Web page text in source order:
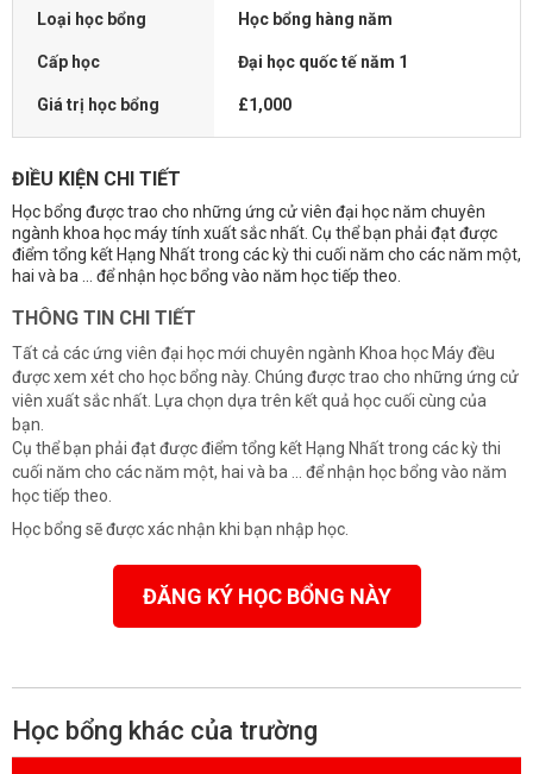
Loại học bổng Học bổng hàng năm
Cấp học Đại học quốc tế năm 1
Giá trị học bổng £1,000
ĐIỀU KIỆN CHI TIẾT
Học bổng được trao cho những ứng cử viên đại học năm chuyên
ngành khoa học máy tính xuất sắc nhất. Cụ thể bạn phải đạt được
điểm tổng kết Hạng Nhất trong các kỳ thi cuối năm cho các năm một,
hai và ba ... để nhận học bổng vào năm học tiếp theo.
THÔNG TIN CHI TIẾT
Tất cả các ứng viên đại học mới chuyên ngành Khoa học Máy đều
được xem xét cho học bổng này. Chúng được trao cho những ứng cử
viên xuất sắc nhất. Lựa chọn dựa trên kết quả học cuối cùng của
bạn.
Cụ thể bạn phải đạt được điểm tổng kết Hạng Nhất trong các kỳ thi
cuối năm cho các năm một, hai và ba ... để nhận học bổng vào năm
học tiếp theo.
Học bổng sẽ được xác nhận khi bạn nhập học.
ĐĂNG KÝ HỌC BỔNG NÀY
Học bổng khác của trường